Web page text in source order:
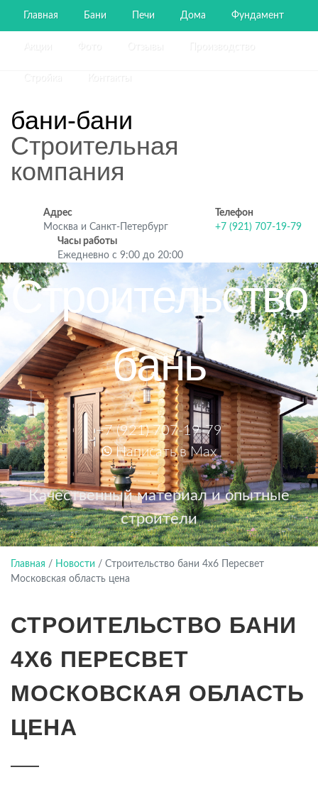
Главная Бани Печи Дома Фундамент
бани-бани
Строительная
компания
Адрес
Москва и Санкт-Петербург
Телефон
+7 (921) 707-19-79
Часы работы
Ежедневно с 9:00 до 20:00
Строительство
бань
+7 (921) 707-19-79
Написать в Max
Качественный материал и опытные
строители
Главная / Новости / Строительство бани 4х6 Пересвет
Московская область цена
СТРОИТЕЛЬСТВО БАНИ
4Х6 ПЕРЕСВЕТ
МОСКОВСКАЯ ОБЛАСТЬ
ЦЕНА